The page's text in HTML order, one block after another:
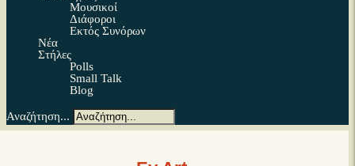
Μουσικοί
Διάφοροι
Εκτός Συνόρων
Νέα
Στήλες
Polls
Small Talk
Blog
Αναζήτηση...